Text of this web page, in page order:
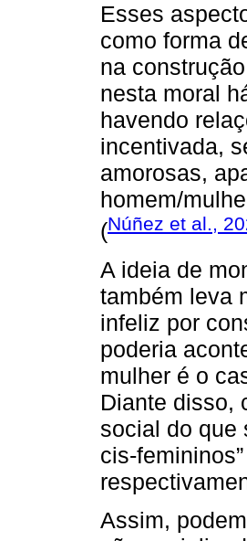
Esses
como forma
na
nesta moral
havendo
incentivada,
amorosas,
homem/
(Núñez et al.,
A ideia de
também leva
infeliz por
poderia
mulher é o
Diante disso,
social do que
cis-
Assim,